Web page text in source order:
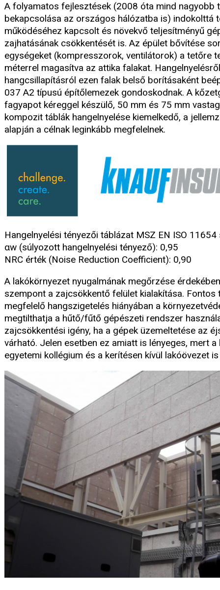
A folyamatos fejlesztések (2008 óta mind nagyobb
bekapcsolása az országos hálózatba is) indokolttá
működéséhez kapcsolt és növekvő teljesítményű
zajhatásának csökkentését is. Az épület bővítése
egységeket (kompresszorok, ventilátorok) a tetőre
méterrel magasítva az attika falakat.
hangcsillapításról ezen falak belső borításaként
037 A2 típusú építőlemezek gondoskodnak. A
fagyapot kéreggel készülő, 50 mm és 75 mm
kompozit táblák hangelnyelése kiemelkedő, a
alapján a célnak leginkább megfelelnek.
Hangelnyelési tényezői táblázat MSZ EN ISO 11654
αw (súlyozott hangelnyelési tényező): 0,95
NRC érték (Noise Reduction Coefficient): 0,90
A lakókörnyezet nyugalmának megőrzése
szempont a zajcsökkentő felület kialakítása. Fontos
megfelelő hangszigetelés hiányában a
megtilthatja a hűtő/fűtő gépészeti rendszer
zajcsökkentési igény, ha a gépek üzemeltetése az
várható. Jelen esetben ez amiatt is lényeges, mert a
egyetemi kollégium és a kerítésen kívül lakóövezet